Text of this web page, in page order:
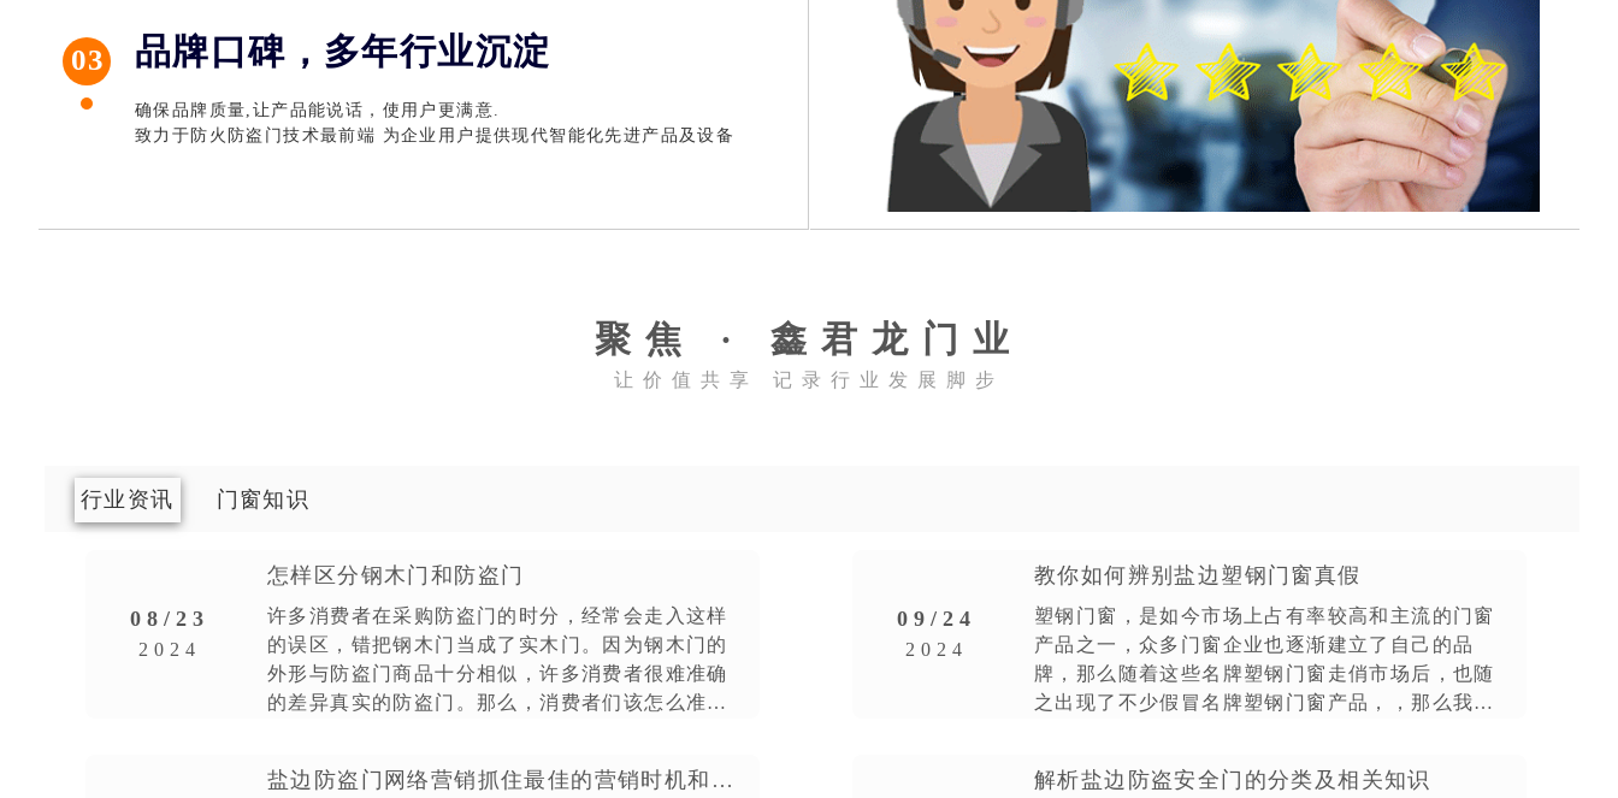
防火门厂家 钢质防火门厂家 防火窗厂家
防火卷帘门厂家 防火入户门定制 钢框木质防火门厂家
03 品牌口碑，多年行业沉淀
确保品牌质量,让产品能说话，使用户更满意.
致力于防火防盗门技术最前端 为企业用户提供现代智能化先进产品及设备
聚焦 · 鑫君龙门业
让价值共享 记录行业发展脚步
行业资讯 门窗知识
08/23
2024
怎样区分钢木门和防盗门
许多消费者在采购防盗门的时分，经常会走入这样
的误区，错把钢木门当成了实木门。因为钢木门的
外形与防盗门商品十分相似，许多消费者很难准确
的差异真实的防盗门。那么，消费者们该怎么准确
09/24
2024
教你如何辨别盐边塑钢门窗真假
塑钢门窗，是如今市场上占有率较高和主流的门窗
产品之一，众多门窗企业也逐渐建立了自己的品
牌，那么随着这些名牌塑钢门窗走俏市场后，也随
之出现了不少假冒名牌塑钢门窗产品，，那么我们
盐边防盗门网络营销抓住最佳的营销时机和手段 解析盐边防盗安全门的分类及相关知识